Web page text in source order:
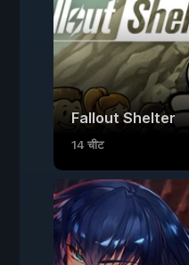
Fallout Shelter
14 चीट